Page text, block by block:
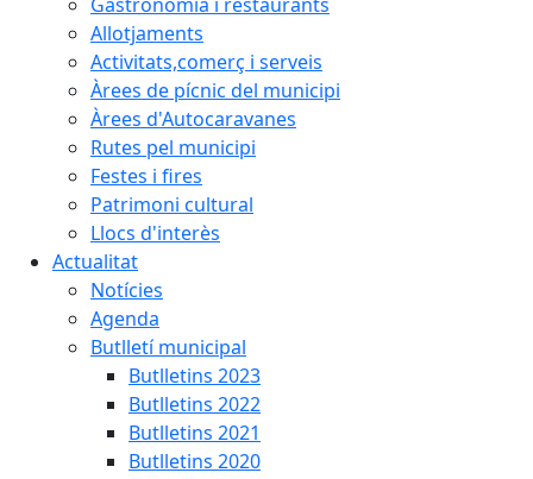
Allotjaments
Activitats,comerç i serveis
Àrees de pícnic del municipi
Àrees d'Autocaravanes
Rutes pel municipi
Festes i fires
Patrimoni cultural
Llocs d'interès
Actualitat
Notícies
Agenda
Butlletí municipal
Butlletins 2023
Butlletins 2022
Butlletins 2021
Butlletins 2020